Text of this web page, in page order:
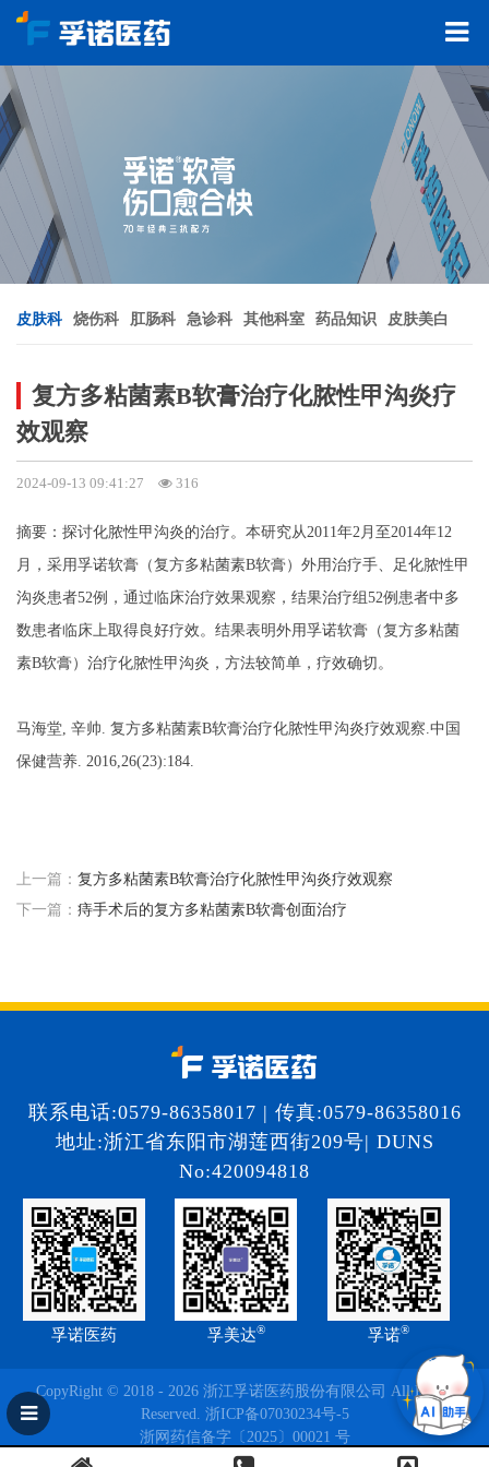
皮肤科 烧伤科 肛肠科 急诊科 其他科室 药品知识 皮肤美白
复方多粘菌素B软膏治疗化脓性甲沟炎疗
效观察
2024-09-13 09:41:27 316
摘要：探讨化脓性甲沟炎的治疗。本研究从2011年2月至2014年12
月，采用孚诺软膏（复方多粘菌素B软膏）外用治疗手、足化脓性甲
沟炎患者52例，通过临床治疗效果观察，结果治疗组52例患者中多
数患者临床上取得良好疗效。结果表明外用孚诺软膏（复方多粘菌
素B软膏）治疗化脓性甲沟炎，方法较简单，疗效确切。
马海堂, 辛帅. 复方多粘菌素B软膏治疗化脓性甲沟炎疗效观察.中国
保健营养. 2016,26(23):184.
上一篇： 复方多粘菌素B软膏治疗化脓性甲沟炎疗效观察
下一篇： 痔手术后的复方多粘菌素B软膏创面治疗
联系电话:0579-86358017 | 传真:0579-86358016
地址:浙江省东阳市湖莲西街209号| DUNS
No:420094818
孚诺医药 孚美达® 孚诺®
CopyRight © 2018 - 2026 浙江孚诺医药股份有限公司 All Rights
Reserved. 浙ICP备07030234号-5
浙网药信备字〔2025〕00021 号